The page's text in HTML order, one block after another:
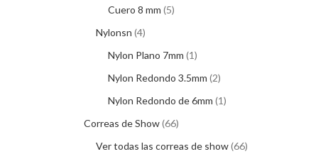
Cuero 8 mm 5
Nylonsn 4
Nylon Plano 7mm 1
Nylon Redondo 3.5mm 2
Nylon Redondo de 6mm 1
Correas de Show 66
Ver todas las correas de show 66